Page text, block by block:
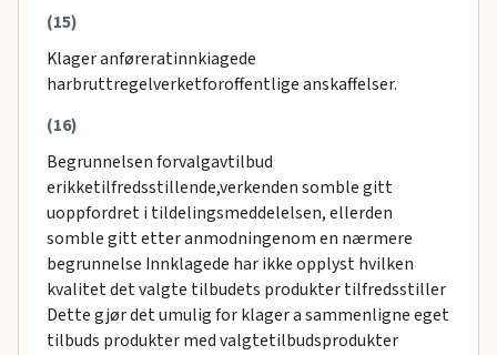
(15)
Klager anføreratinnkiagede
harbruttregelverketforoffentlige anskaffelser.
(16)
Begrunnelsen forvalgavtilbud
erikketilfredsstillende,verkenden somble gitt
uoppfordret i tildelingsmeddelelsen, ellerden
somble gitt etter anmodningenom en nærmere
begrunnelse Innklagede har ikke opplyst hvilken
kvalitet det valgte tilbudets produkter tilfredsstiller
Dette gjør det umulig for klager a sammenligne eget
tilbuds produkter med valgtetilbudsprodukter